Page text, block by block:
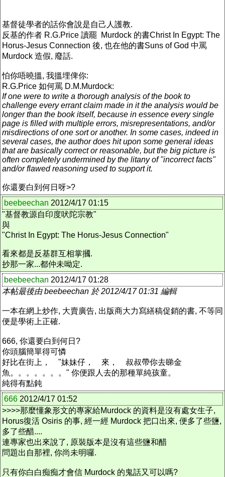
基督徒學者的話你會說是自己人護教.
反基的作者 R.G.Price 讀罷 Murdock 的書Christ In Egypt: The
Horus-Jesus Connection‎ 後, 也在他的書Suns of God 中罵
Murdock 造假, 廢話.
怕你唔曉搵, 我搵埋俾你:
R.G.Price 如何罵 D.M.Murdock:
If one were to write a thorough analysis of the book to
challenge every errant claim made in it the analysis would be
longer than the book itself, because in essence every single
page is filled with multiple errors, misrepresentations, and/or
misdirections of one sort or another. In some cases, indeed in
several cases, the author does hit upon some general ideas
that are basically correct or reasonable, but the big picture is
often completely undermined by the litany of "incorrect facts"
and/or flawed reasoning used to support it.
你還要白到何日呀>?
beebeechan 2012/4/17 01:15
"基督教源自印度吠陀宗教"
與
"Christ In Egypt: The Horus-Jesus Connection"
看來都是反基群互相掌摑.
抄那一家...都仲未呦定.
beebeechan 2012/4/17 01:28
本帖最後由 beebeechan 於 2012/4/17 01:31 編輯
一本在網上炒作, 大賣廣告, 出版商大力寫繕稿促銷的書, 不等同
便是學術上正確.
666, 你還要白到何日?
你頭腦簡單得可憐
好比在街上， "妹妹仔， 來， 叔叔帶你去睇金
魚。。。。。。。" 你便跟人去的那種單純孩童。
純得有點鈍
666 2012/4/17 01:52
>>>>那麼懂象形文的專家給Murdock 的資料是沒有處女生子,
Horus復活 Osiris 的事, 經一經 Murdock 把口出來, 便多了些鹽,
多了些醋....
連專家也出來說了, 原裝版本是沒有這些鹽和醋
問題出自那裡, 你尚未明囉.
只有你白白痴痴才會信 Murdock 的鬼話又可以嗎?